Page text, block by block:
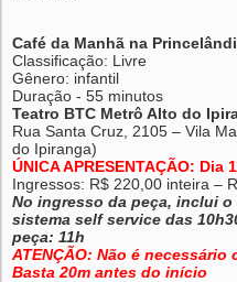
Café da Manhã na
Classificação: Livre
Gênero: infantil
Duração - 55 minutos
Teatro BTC Metrô Alto do
Rua Santa Cruz, 2105 – Vila
do Ipiranga)
ÚNICA APRESENTAÇÃO: Dia
Ingressos: R$ 220,00 inteira –
No ingresso da peça, inclui
sistema self service das
peça: 11h
ATENÇÃO: Não é
Basta 20m antes do início